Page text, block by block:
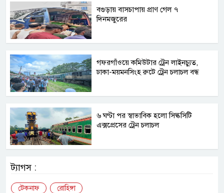
বগুড়ায় বাসচাপায় প্রাণ গেল ৭
দিনমজুরের
গফরগাঁওয়ে কমিউটার ট্রেন লাইনচ্যুত,
ঢাকা-ময়মনসিংহ রুটে ট্রেন চলাচল বন্ধ
৬ ঘণ্টা পর স্বাভাবিক হলো সিল্কসিটি
এক্সপ্রেসের ট্রেন চলাচল
ট্যাগস :
টেকনাফ রোহিঙ্গা